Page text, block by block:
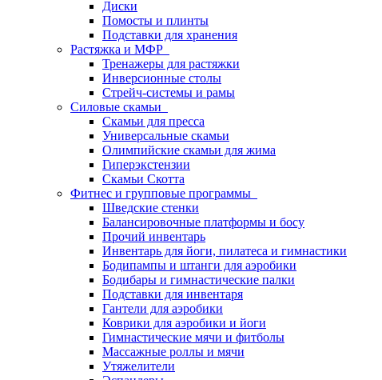
Диски
Помосты и плинты
Подставки для хранения
Растяжка и МФР
Тренажеры для растяжки
Инверсионные столы
Стрейч-системы и рамы
Силовые скамьи
Скамьи для пресса
Универсальные скамьи
Олимпийские скамьи для жима
Гиперэкстензии
Скамьи Скотта
Фитнес и групповые программы
Шведские стенки
Балансировочные платформы и босу
Прочий инвентарь
Инвентарь для йоги, пилатеса и гимнастики
Бодипампы и штанги для аэробики
Бодибары и гимнастические палки
Подставки для инвентаря
Гантели для аэробики
Коврики для аэробики и йоги
Гимнастические мячи и фитболы
Массажные роллы и мячи
Утяжелители